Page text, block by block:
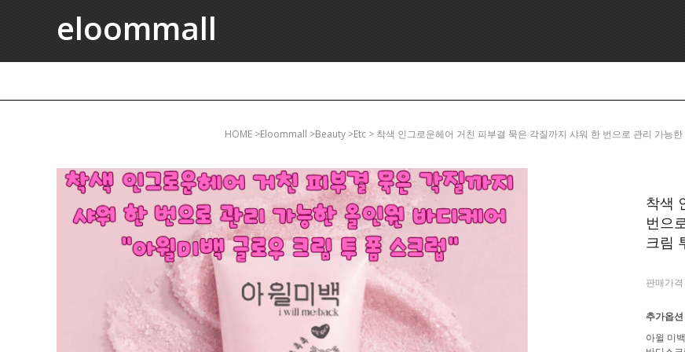
eloommall
HOME >eloommall >beauty >etc > 착색 인그로운헤어 거친 피부결 묵은 각질까지 샤워 한 번으로 관리 가능
착색
번으
크림
판매가격
추가옵션
아윌 미백